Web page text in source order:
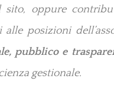
sito, oppure
posizioni
pubblico e
gestionale.